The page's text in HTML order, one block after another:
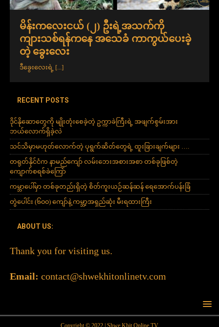
မိန်းကလေးငယ် (၂) ဦးရဲ့အသက်ကို
ကျားသစ်ရန်ကနေ အသေခံ ကာကွယ်ပေးခဲ့
တဲ့ ခွေးလေး
ဒီခွေးလေးရဲ့ [...]
RECENT POSTS
ဒိုင်နိုဆောတွေကို မျိုးတုံးစေခဲ့တဲ့ ဥက္ကာခဲကြီးရဲ့ အဖျက်စွမ်းအား
ဘယ်လောက်ရှိခဲ့လဲ
သင်သိမှာမဟုတ်လောက်တဲ့ ပုရွက်ဆိတ်တွေရဲ့ ထူးခြားချက်များ ….
တရုတ်နိုင်ငံက နာမည်ကျော် လမ်းဘေးအစားအစာ တစ်ခုဖြစ်တဲ့
ကျောက်စရစ်ခဲကြော်
ကမ္ဘာပေါ်မှာ တစ်ခုတည်းရှိတဲ့ စိတ်ကူးယဉ်ဆန်ဆန် ရေအောက်ပန်းခြံ
တွဲပေါင်း (၆၀၀) ကျော်နဲ့ ကမ္ဘာ့အရှည်ဆုံး မီးရထားကြီး
ABOUT US:
Thank you for visiting us.
Email: contact@shwekhitonlinetv.com
Copyright © 2022 | Shwe Khit Online TV